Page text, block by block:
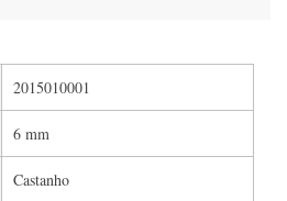
2015010001
6 mm
Castanho
chegará a segunda encomenda
certamente❤️